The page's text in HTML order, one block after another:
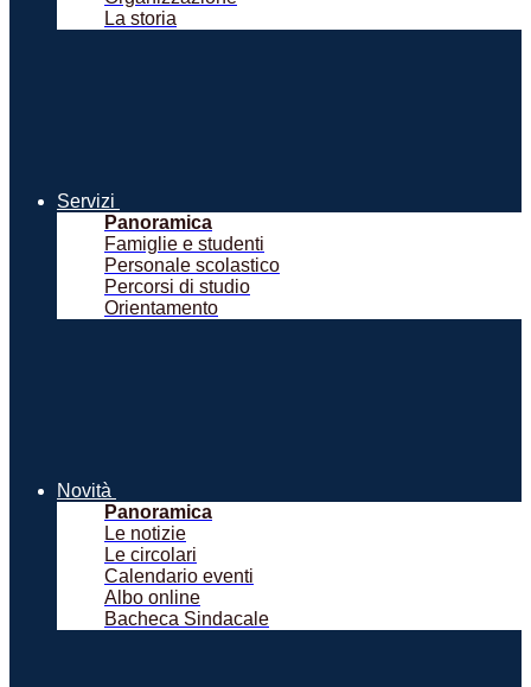
La storia
Servizi
Panoramica
Famiglie e studenti
Personale scolastico
Percorsi di studio
Orientamento
Novità
Panoramica
Le notizie
Le circolari
Calendario eventi
Albo online
Bacheca Sindacale